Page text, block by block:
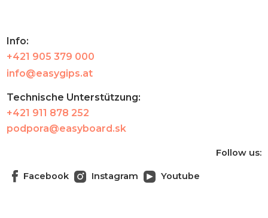
Info:
+421 905 379 000
info@easygips.at
Technische Unterstützung:
+421 911 878 252
podpora@easyboard.sk
Follow us:
Facebook Instagram Youtube